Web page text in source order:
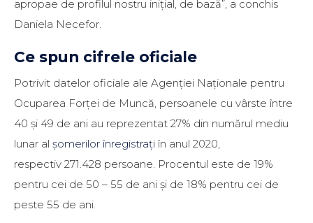
apropae de profilul nostru inițial, de bază”, a conchis
Daniela Necefor.
Ce spun cifrele oficiale
Potrivit datelor oficiale ale Agenției Naționale pentru
Ocuparea Forței de Muncă, persoanele cu vârste între
40 și 49 de ani au reprezentat 27% din numărul mediu
lunar al șomerilor înregistrați în anul 2020,
respectiv 271.428 persoane. Procentul este de 19%
pentru cei de 50 – 55 de ani și de 18% pentru cei de
peste 55 de ani.